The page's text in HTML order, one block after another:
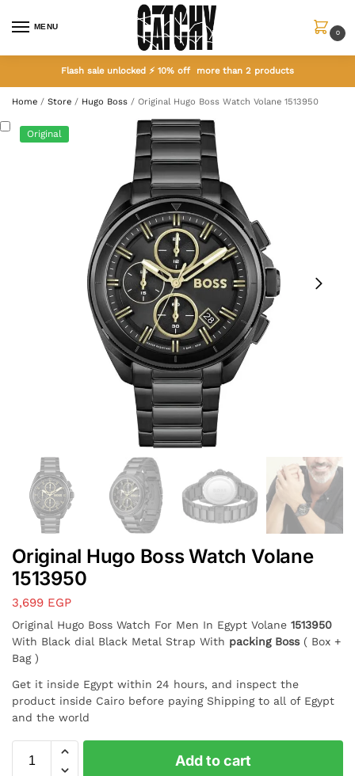
MENU
0
Flash sale unlocked ⚡ 10% off more than 2 products
Home / Store / Hugo Boss / Original Hugo Boss Watch Volane 1513950
Original
Original Hugo Boss Watch Volane
1513950
3,699 EGP
Original Hugo Boss Watch For Men In Egypt Volane 1513950
With Black dial Black Metal Strap With packing Boss( Box +
Bag )
Get it inside Egypt within 24 hours, and inspect the
product inside Cairo before paying Shipping to all of Egypt
and the world
Add to cart